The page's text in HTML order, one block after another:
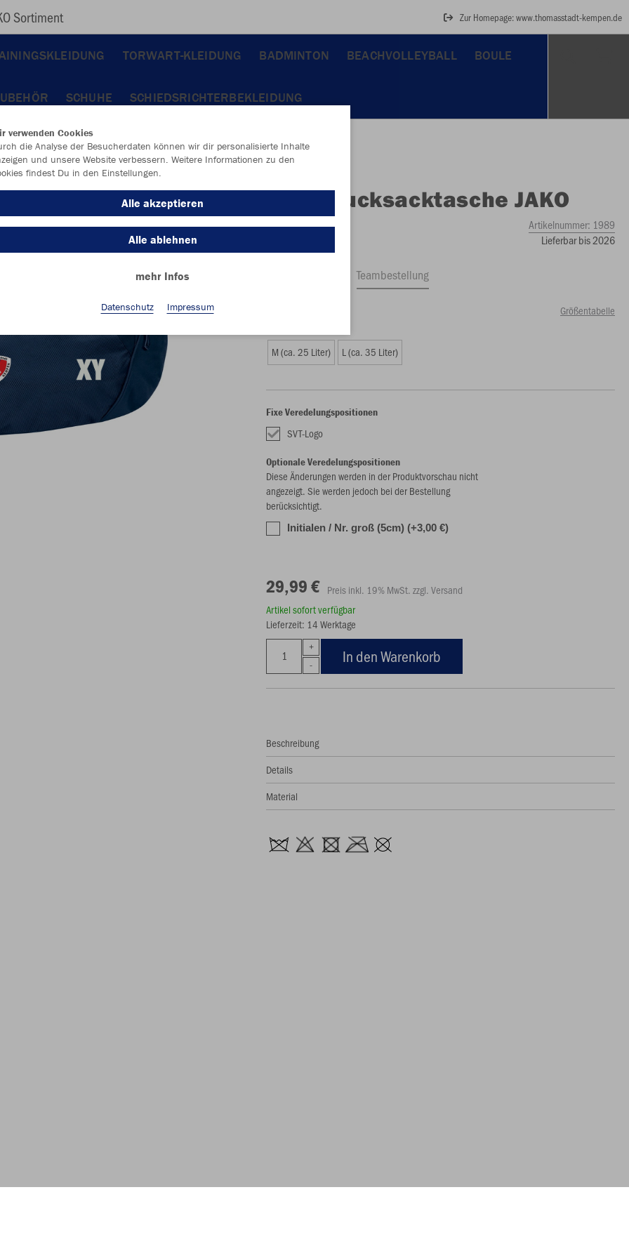
Sortiment Zur Homepage: www.thomasstadt-kempen.de
TORWART-KLEIDUNG BADMINTON BEACHVOLLEYBALL BOULE
SCHUHE SCHIEDSRICHTERBEKLEIDUNG
JAKO Rucksacktasche JAKO
Artikelnummer: 1989
Lieferbar bis 2026
Teambestellung
Größentabelle
M (ca. 25 Liter) L (ca. 35 Liter)
Fixe Veredelungspositionen
SVT-Logo
Optionale Veredelungspositionen
Diese Änderungen werden in der Produktvorschau nicht
angezeigt. Sie werden jedoch bei der Bestellung
berücksichtigt.
Initialen / Nr. groß (5cm) (+3,00 €)
29,99 € Preis inkl. 19% MwSt. zzgl. Versand
Artikel sofort verfügbar
Lieferzeit: 14 Werktage
In den Warenkorb
Beschreibung
Details
Material
verwenden Cookies
die Analyse der Besucherdaten können wir dir personalisierte Inhalte
und unsere Website verbessern. Weitere Informationen zu den
findest Du in den Einstellungen.
Alle akzeptieren
Alle ablehnen
mehr Infos
Datenschutz Impressum